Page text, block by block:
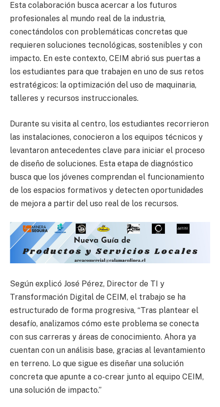
Esta colaboración busca acercar a los futuros
profesionales al mundo real de la industria,
conectándolos con problemáticas concretas que
requieren soluciones tecnológicas, sostenibles y con
impacto. En este contexto, CEIM abrió sus puertas a
los estudiantes para que trabajen en uno de sus retos
estratégicos: la optimización del uso de maquinaria,
talleres y recursos instruccionales.
Durante su visita al centro, los estudiantes recorrieron
las instalaciones, conocieron a los equipos técnicos y
levantaron antecedentes clave para iniciar el proceso
de diseño de soluciones. Esta etapa de diagnóstico
busca que los jóvenes comprendan el funcionamiento
de los espacios formativos y detecten oportunidades
de mejora a partir del uso real de los recursos.
Según explicó José Pérez, Director de TI y
Transformación Digital de CEIM, el trabajo se ha
estructurado de forma progresiva, “Tras plantear el
desafío, analizamos cómo este problema se conecta
con sus carreras y áreas de conocimiento. Ahora ya
cuentan con un análisis base, gracias al levantamiento
en terreno. Lo que sigue es diseñar una solución
concreta que apunte a co-crear junto al equipo CEIM,
una solución de impacto.”